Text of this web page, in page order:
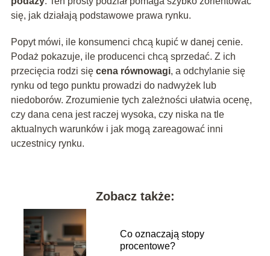
się, jak działają podstawowe prawa rynku.
Popyt mówi, ile konsumenci chcą kupić w danej cenie.
Podaż pokazuje, ile producenci chcą sprzedać. Z ich
przecięcia rodzi się cena równowagi, a odchylanie się
rynku od tego punktu prowadzi do nadwyżek lub
niedoborów. Zrozumienie tych zależności ułatwia ocenę,
czy dana cena jest raczej wysoka, czy niska na tle
aktualnych warunków i jak mogą zareagować inni
uczestnicy rynku.
Zobacz także:
Co oznaczają stopy
procentowe?